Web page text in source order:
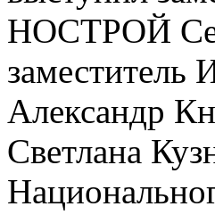
НОСТРОЙ
Александр
Светлана